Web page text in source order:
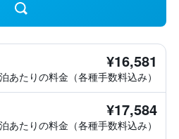
¥16,581
あたりの料金（各種手数料込み）
¥17,584
あたりの料金（各種手数料込み）